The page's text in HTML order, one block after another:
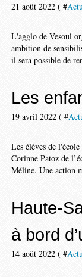
21 août 2022 ( #
L'agglo de Vesoul
ambition de
il sera possible de
Les
19 avril 2022 ( #
Les élèves de
Corinne Patoz de
Méline. Une action
Haute-
à bord
14 août 2022 ( #